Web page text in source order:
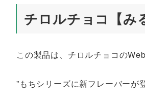
チロルチョコ【み
この製品は、チロルチョコの
”もちシリーズに新フレーバーが